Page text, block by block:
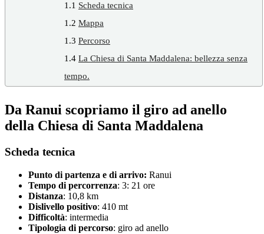
1.1 Scheda tecnica
1.2 Mappa
1.3 Percorso
1.4 La Chiesa di Santa Maddalena: bellezza senza
tempo.
Da Ranui scopriamo il giro ad anello
della Chiesa di Santa Maddalena
Scheda tecnica
Punto di partenza e di arrivo: Ranui
Tempo di percorrenza: 3: 21 ore
Distanza: 10,8 km
Dislivello positivo: 410 mt
Difficoltà: intermedia
Tipologia di percorso: giro ad anello